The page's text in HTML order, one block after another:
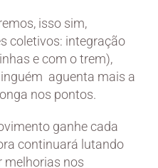
isso sim,
coletivos: integração
e com o trem),
aguenta mais a
nos pontos.
ganhe cada
continuará lutando
melhorias nos